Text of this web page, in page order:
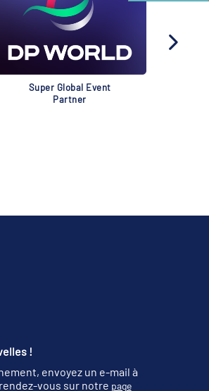
Super Global Event
Partner
!
envoyez un e-mail à
vous sur notre page